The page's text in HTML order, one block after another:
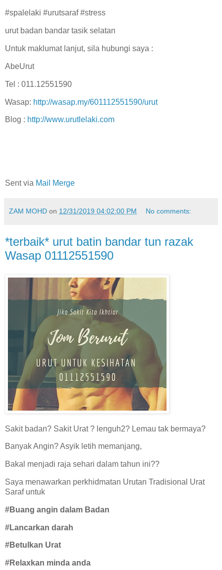
#spalelaki #urutsaraf #stress
urut badan bandar tasik selatan
Untuk maklumat lanjut, sila hubungi saya :
AbeUrut
Tel : 011.12551590
Wasap: http://wasap.my/601112551590/urut
Blog : http://www.urutlelaki.com
Sent via Mail Merge
ZAM MOHD on 12/31/2019 04:02:00 PM No comments:
*terbaik* urut batin bandar tun razak
Wasap 01112551590
Sakit badan? Sakit Urat ? lenguh2? Lemau tak bermaya?
Banyak Angin? Asyik letih memanjang,
Bakal menjadi raja sehari dalam tahun ini??
Saya menawarkan perkhidmatan Urutan Tradisional Urat
Saraf untuk
#Buang angin dalam Badan
#Lancarkan darah
#Betulkan Urat
#Relaxkan minda anda